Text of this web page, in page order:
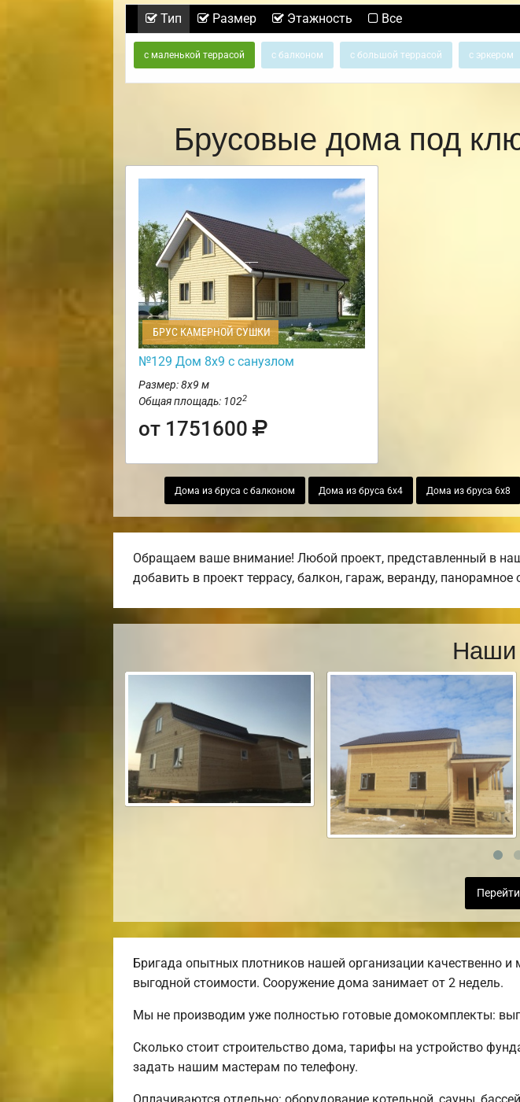
Тип Размер Этажность Все
с маленькой террасой с балконом с большой террасой с эркером
Брусовые дома под
БРУС КАМЕРНОЙ СУШКИ
№129 Дом 8х9 с санузлом
Размер: 8х9 м
Общая площадь: 1022
от 1751600
Дома из бруса с балконом Дома из бруса 6х4 Дома из бруса 6х8
Обращаем ваше внимание! Любой проект, представленный в
добавить в проект террасу, балкон, гараж, веранду, панорамное
Наши
Бригада опытных плотников нашей организации качественно
выгодной стоимости. Сооружение дома занимает от 2 недель.
Мы не производим уже полностью готовые домокомплекты:
Сколько стоит строительство дома, тарифы на устройство
задать нашим мастерам по телефону.